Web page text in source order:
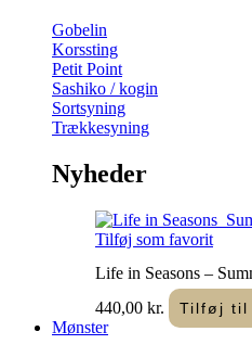
Gobelin
Korssting
Petit Point
Sashiko / kogin
Sortsyning
Trækkesyning
Nyheder
Tilføj som favorit
Life in Seasons –
440,00 kr. Tilføj til
Mønster